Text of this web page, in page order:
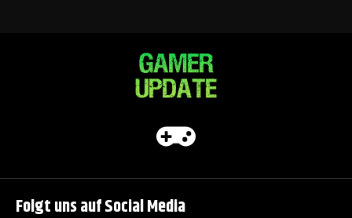
Folgt uns auf Social Media